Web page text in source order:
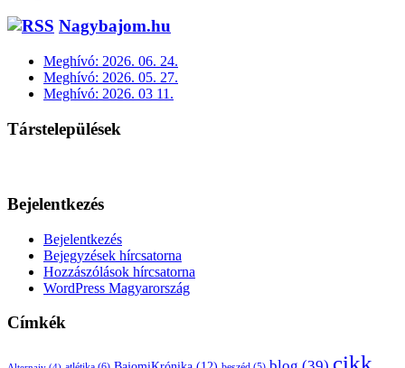
Nagybajom.hu
Meghívó: 2026. 06. 24.
Meghívó: 2026. 05. 27.
Meghívó: 2026. 03 11.
Társtelepülések
Bejelentkezés
Bejelentkezés
Bejegyzések hírcsatorna
Hozzászólások hírcsatorna
WordPress Magyarország
Címkék
cikk